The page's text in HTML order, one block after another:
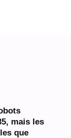
mais les
que